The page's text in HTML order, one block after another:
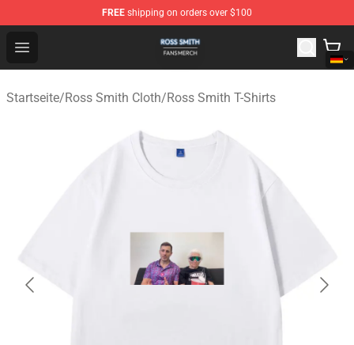
FREE shipping on orders over $100
Open menu
Ross Smith Shop - Official Ross Smith Merchandise
Startseite/Ross Smith Cloth/Ross Smith T-Shirts